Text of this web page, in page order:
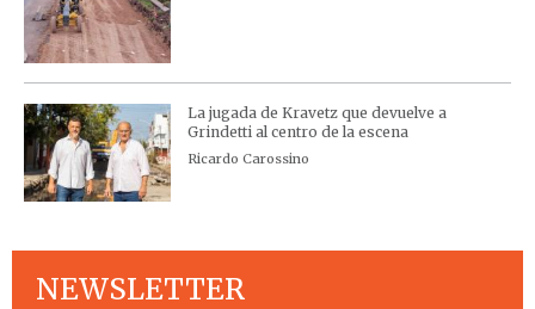
La jugada de Kravetz que devuelve a
Grindetti al centro de la escena
Ricardo Carossino
NEWSLETTER